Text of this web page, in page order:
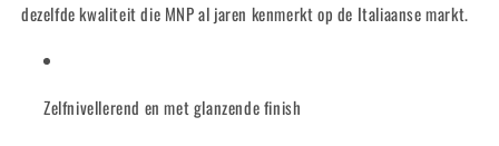
dezelfde kwaliteit die MNP al jaren kenmerkt op de Italiaanse markt.
Zelfnivellerend en met glanzende finish